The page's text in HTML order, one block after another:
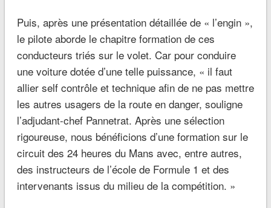
Puis, après une présentation détaillée de « l’engin »,
le pilote aborde le chapitre formation de ces
conducteurs triés sur le volet. Car pour conduire
une voiture dotée d’une telle puissance, « il faut
allier self contrôle et technique afin de ne pas mettre
les autres usagers de la route en danger, souligne
l’adjudant-chef Pannetrat. Après une sélection
rigoureuse, nous bénéficions d’une formation sur le
circuit des 24 heures du Mans avec, entre autres,
des instructeurs de l’école de Formule 1 et des
intervenants issus du milieu de la compétition. »